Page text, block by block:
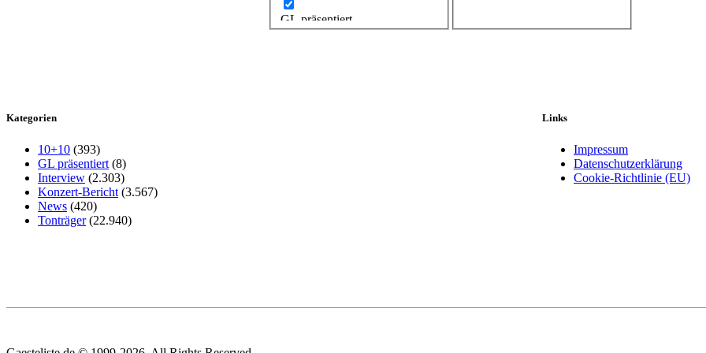
GL präsentiert
Kategorien
10+10 (393)
GL präsentiert (8)
Interview (2.303)
Konzert-Bericht (3.567)
News (420)
Tonträger(22.940)
Links
Impressum
Datenschutzerklärung
Cookie-Richtlinie (EU)